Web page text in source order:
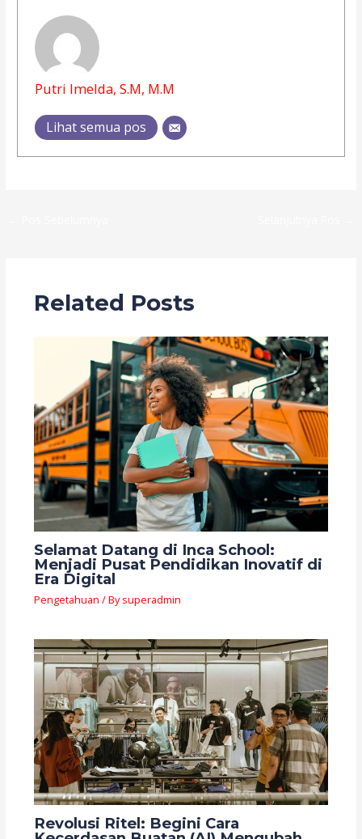
Putri Imelda, S.M, M.M
Lihat semua pos
Related Posts
Selamat Datang di Inca School:
Menjadi Pusat Pendidikan Inovatif di
Era Digital
Pengetahuan / Bysuperadmin
Revolusi Ritel: Begini Cara